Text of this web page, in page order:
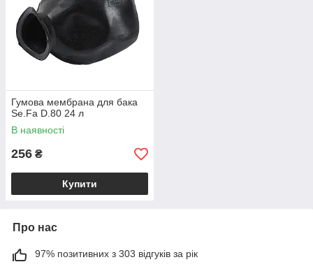
Гумова мембрана для бака
Se.Fa D.80 24 л
В наявності
256 ₴
Купити
Про нас
97% позитивних з 303 відгуків за рік